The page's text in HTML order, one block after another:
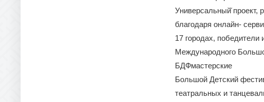
Универсальный̆ проект,
благодаря онлайн-
17 городах,
Международного
БДФмастерские
Большой Детский
театральных и